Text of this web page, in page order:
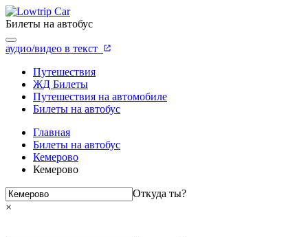
Билеты на автобус
аудио/видео в текст
Путешествия
ЖД Билеты
Путешествия на автомобиле
Билеты на автобус
Главная
Билеты на автобус
Кемерово
Кемерово
Откуда ты?
×